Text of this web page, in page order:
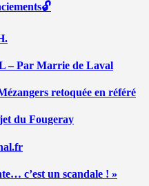
– Par Marrie de Laval
retoquée en référé
du Fougeray
c’est un scandale ! »